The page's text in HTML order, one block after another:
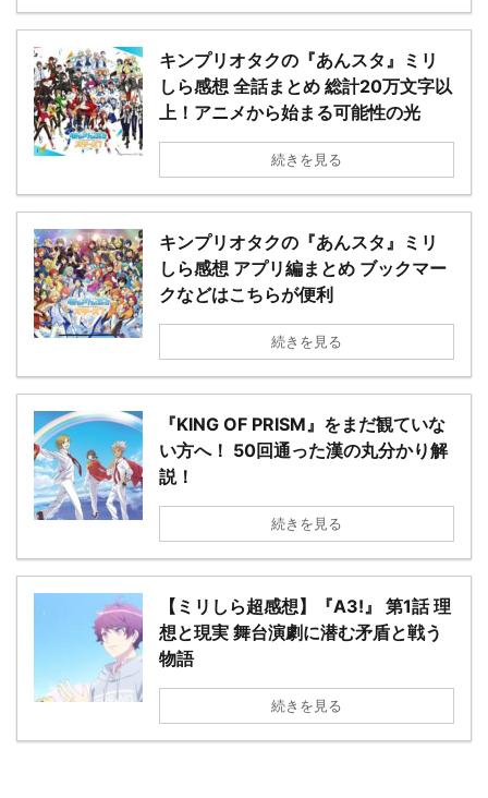
キンプリオタクの『あんスタ』ミリ
しら感想 全話まとめ 総計20万文字以
上！アニメから始まる可能性の光
続きを見る
キンプリオタクの『あんスタ』ミリ
しら感想 アプリ編まとめ ブックマー
クなどはこちらが便利
続きを見る
『KING OF PRISM』をまだ観ていな
い方へ！ 50回通った漢の丸分かり解
説！
続きを見る
【ミリしら超感想】『A3!』 第1話 理
想と現実 舞台演劇に潜む矛盾と戦う
物語
続きを見る